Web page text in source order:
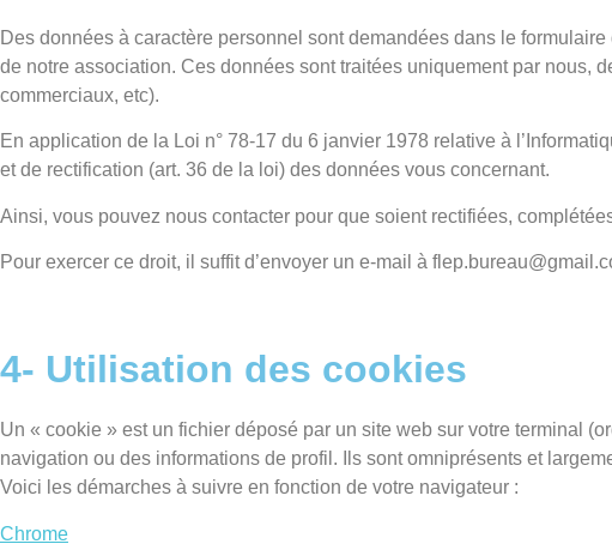
Des données à caractère personnel sont demandées dans le
de notre association. Ces données sont traitées uniquement par nous,
commerciaux, etc).
En application de la Loi n° 78-17 du 6 janvier 1978 relative à
et de rectification (art. 36 de la loi) des données vous concernant.
Ainsi, vous pouvez nous contacter pour que soient rectifiées,
Pour exercer ce droit, il suffit d’envoyer un e-mail à
4- Utilisation des cookies
Un « cookie » est un fichier déposé par un site web sur votre terminal
navigation ou des informations de profil. Ils sont omniprésents et
Voici les démarches à suivre en fonction de votre navigateur :
Chrome